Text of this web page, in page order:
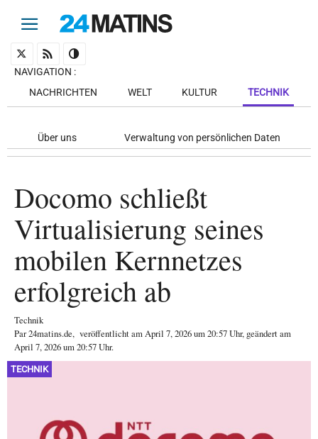
NAVIGATION :
NACHRICHTEN
WELT KULTUR TECHNIK
Über uns Verwaltung von persönlichen Daten
Docomo schließt
Virtualisierung seines
mobilen Kernnetzes
erfolgreich ab
Technik
Par24matins.de, veröffentlicht amApril 7, 2026um 20:57 Uhr, geändert am
April 7, 2026 um 20:57 Uhr.
TECHNIK